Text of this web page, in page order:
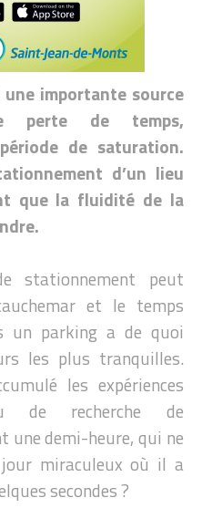
importante source
de temps,
de saturation.
d’un lieu
que la fluidité de la
stationnement peut
et le temps
un parking a de quoi
les plus tranquilles.
les expériences
de recherche de
une demi-heure, qui ne
miraculeux où il a
secondes ?